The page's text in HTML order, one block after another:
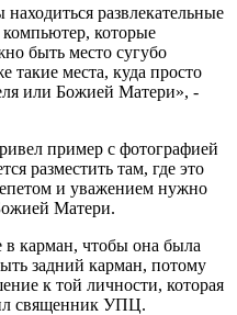
развлекательные
которые
быть место сугубо
такие места, куда просто
или Божией Матери», -
пример с фотографией
разместить там, где это
и уважением нужно
Матери.
в карман, чтобы она была
задний карман, потому
к той личности, которая
священник УПЦ.